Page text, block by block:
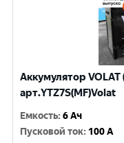
Аккумулятор VOLAT
арт.YTZ7S(MF)Volat
Емкость:6 Ач
Пусковой ток: 100 A